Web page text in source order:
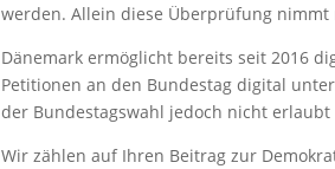
werden. Allein diese Überprüfung
Dänemark ermöglicht bereits seit 2016
Petitionen an den Bundestag digital
der Bundestagswahl jedoch nicht
Wir zählen auf Ihren Beitrag zur